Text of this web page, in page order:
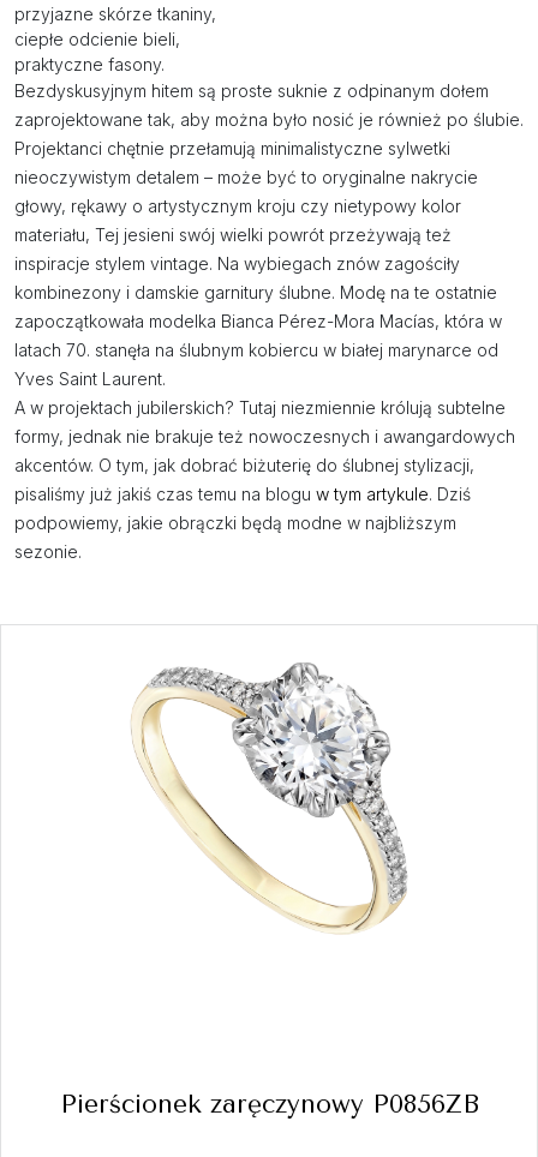
przyjazne skórze tkaniny,
ciepłe odcienie bieli,
praktyczne fasony.
Bezdyskusyjnym hitem są proste suknie z odpinanym dołem
zaprojektowane tak, aby można było nosić je również po ślubie.
Projektanci chętnie przełamują minimalistyczne sylwetki
nieoczywistym detalem – może być to oryginalne nakrycie
głowy, rękawy o artystycznym kroju czy nietypowy kolor
materiału, Tej jesieni swój wielki powrót przeżywają też
inspiracje stylem vintage. Na wybiegach znów zagościły
kombinezony i damskie garnitury ślubne. Modę na te ostatnie
zapoczątkowała modelka Bianca Pérez-Mora Macías, która w
latach 70. stanęła na ślubnym kobiercu w białej marynarce od
Yves Saint Laurent.
A w projektach jubilerskich? Tutaj niezmiennie królują subtelne
formy, jednak nie brakuje też nowoczesnych i awangardowych
akcentów. O tym, jak dobrać biżuterię do ślubnej stylizacji,
pisaliśmy już jakiś czas temu na blogu w tym artykule. Dziś
podpowiemy, jakie obrączki będą modne w najbliższym
sezonie.
Pierścionek zaręczynowy P0856ZB